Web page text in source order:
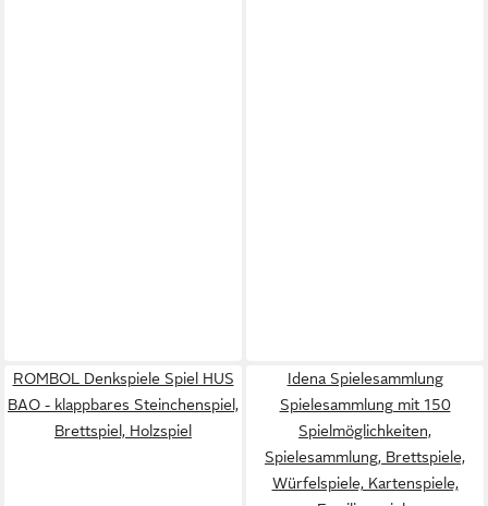
ROMBOL Denkspiele Spiel HUS
BAO - klappbares Steinchenspiel,
Brettspiel, Holzspiel
Idena Spielesammlung
Spielesammlung mit 150
Spielmöglichkeiten,
Spielesammlung, Brettspiele,
Würfelspiele, Kartenspiele,